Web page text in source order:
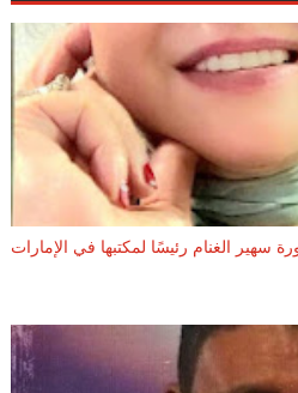
سهير الغنام رئيسًا لمكتبها في الإمارات